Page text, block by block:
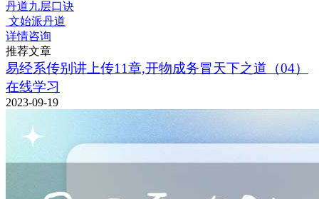
丹道九层口诀
文始派丹道
详情咨询
推荐文章
易经系传别讲上传11章,开物成务冒天下之道（04）
在线学习
2023-09-19